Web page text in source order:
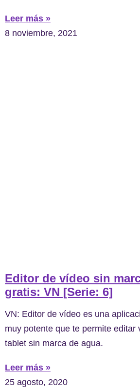
Leer más »
8 noviembre, 2021
Editor de vídeo sin
gratis: VN [Serie: 6]
VN: Editor de vídeo es una
muy potente que te permite editar
tablet sin marca de agua.
Leer más »
25 agosto, 2020